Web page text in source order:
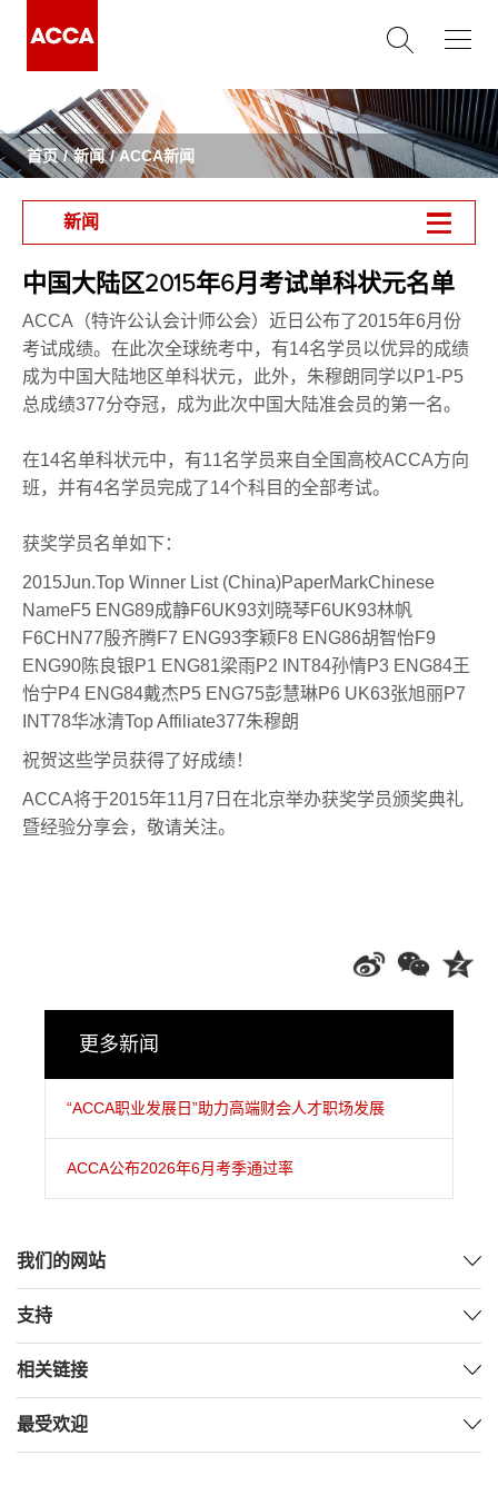
首页 新闻 ACCA新闻
新闻
中国大陆区2015年6月考试单科状元名单
ACCA（特许公认会计师公会）近日公布了2015年6月份
考试成绩。在此次全球统考中，有14名学员以优异的成绩
成为中国大陆地区单科状元，此外，朱穆朗同学以P1-P5
总成绩377分夺冠，成为此次中国大陆准会员的第一名。
在14名单科状元中，有11名学员来自全国高校ACCA方向
班，并有4名学员完成了14个科目的全部考试。
获奖学员名单如下：
2015Jun.Top Winner List (China)PaperMarkChinese
NameF5 ENG89成静F6UK93刘晓琴F6UK93林帆
F6CHN77殷齐腾F7 ENG93李颖F8 ENG86胡智怡F9
ENG90陈良银P1 ENG81梁雨P2 INT84孙情P3 ENG84王
怡宁P4 ENG84戴杰P5 ENG75彭慧琳P6 UK63张旭丽P7
INT78华冰清Top Affiliate377朱穆朗
祝贺这些学员获得了好成绩！
ACCA将于2015年11月7日在北京举办获奖学员颁奖典礼
暨经验分享会，敬请关注。
更多新闻
“ACCA职业发展日”助力高端财会人才职场发展
ACCA公布2026年6月考季通过率
我们的网站
支持
相关链接
最受欢迎